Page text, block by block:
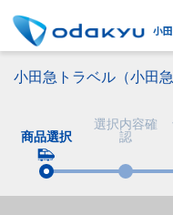
小
小田急トラベル（小田
商品選択
選択内容確
認